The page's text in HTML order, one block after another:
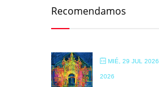
Recomendamos
MIÉ, 29 JUL 2026
2026